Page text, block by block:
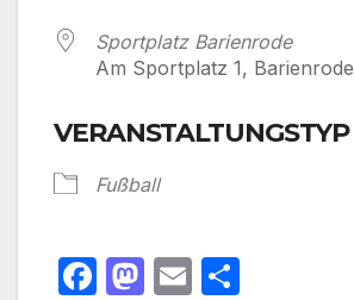
Sportplatz Barienrode
Am Sportplatz 1, Barienrode
VERANSTALTUNGSTYP
Fußball
F
M E